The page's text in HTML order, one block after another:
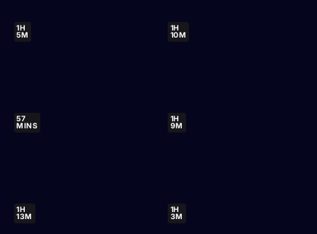
1H
5M
1H
10M
57
MINS
1H
9M
1H
13M
1H
3M